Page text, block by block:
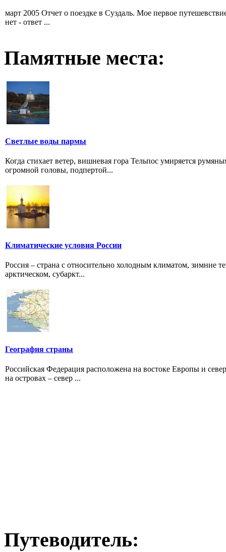
март 2005 Отчет о поездке в Суздаль. Мое первое
нет - ответ ...
Памятные места:
Светлые воды пармы
Когда стихает ветер, вишневая гора Тельпос умиряется
огромной головы, подпертой...
Климатические условия России
Россия – страна с относительно холодным климатом, зимние
арктическом, субаркт...
География страны
Российская Федерация расположена на востоке Европы и
на островах – север ...
Путеводитель: